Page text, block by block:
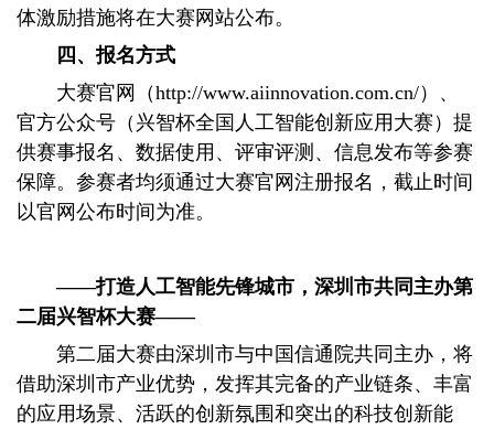
体激励措施将在大赛网站公布。
四、报名方式
大赛官网（http://www.aiinnovation.com.cn/）、
官方公众号（兴智杯全国人工智能创新应用大赛）提
供赛事报名、数据使用、评审评测、信息发布等参赛
保障。参赛者均须通过大赛官网注册报名，截止时间
以官网公布时间为准。
——打造人工智能先锋城市，深圳市共同主办第
二届兴智杯大赛——
第二届大赛由深圳市与中国信通院共同主办，将
借助深圳市产业优势，发挥其完备的产业链条、丰富
的应用场景、活跃的创新氛围和突出的科技创新能